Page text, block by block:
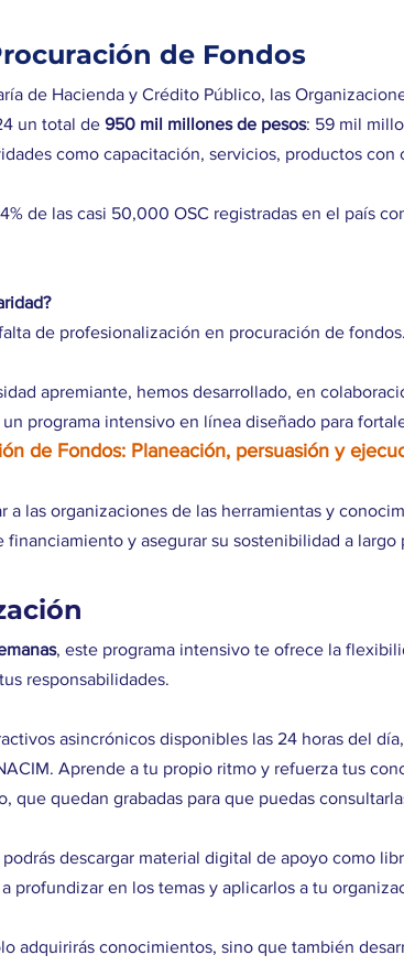
de Fondos
de Hacienda y Crédito Público, las
un total de 950 mil millones de pesos: 59 mil
como capacitación, servicios, productos con
de las casi 50,000 OSC registradas en el país
de profesionalización en procuración de fondos.
apremiante, hemos desarrollado, en
un programa intensivo en línea diseñado para
de Fondos: Planeación, persuasión y
a las organizaciones de las herramientas y
financiamiento y asegurar su sostenibilidad a largo
, este programa intensivo te ofrece la
responsabilidades.
asincrónicos disponibles las 24 horas del
Aprende a tu propio ritmo y refuerza tus
que quedan grabadas para que puedas
descargar material digital de apoyo como
profundizar en los temas y aplicarlos a tu
adquirirás conocimientos, sino que también